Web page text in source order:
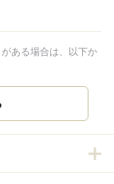
ある場合は、以下か